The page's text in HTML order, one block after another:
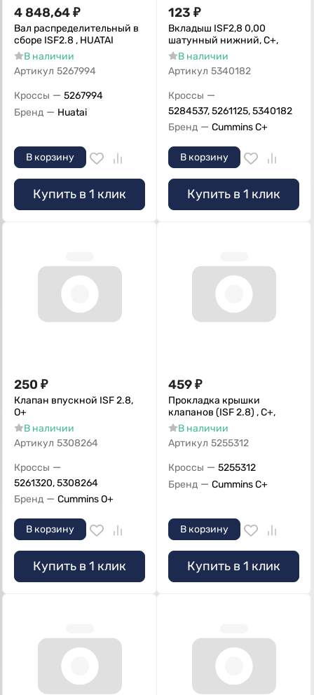
4 848,64₽
Вал распределительный в
сборе ISF2.8 , HUATAI
В наличии
Артикул 5267994
Кроссы — 5267994
Бренд — Huatai
В корзину
Купить в 1 клик
123 ₽
Вкладыш ISF2,8 0,00
шатунный нижний, C+,
В наличии
Артикул 5340182
Кроссы —
5284537, 5261125, 5340182
Бренд — Cummins C+
В корзину
Купить в 1 клик
250 ₽
Клапан впускной ISF 2.8,
О+
В наличии
Артикул 5308264
Кроссы —
5261320, 5308264
Бренд — Cummins O+
В корзину
Купить в 1 клик
459₽
Прокладка крышки
клапанов (ISF 2.8) , C+,
В наличии
Артикул 5255312
Кроссы — 5255312
Бренд — Cummins C+
В корзину
Купить в 1 клик